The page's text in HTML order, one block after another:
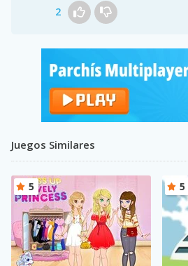
2
Juegos Similares
5 5